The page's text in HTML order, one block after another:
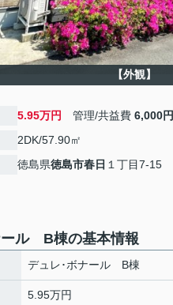
【外観】
5.95万円 管理/共益費 6,000円
2DK/57.90㎡
徳島県徳島市春日 １丁目7-15
ール B棟の基本情報
デュレ･ボナール B棟
5.95万円